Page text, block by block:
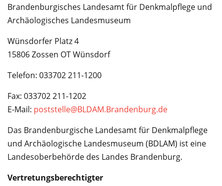
Denkmale
Publikationen
Service
Brandenburgisches Landesamt für Denkmalpflege und
Archäologisches Landesmuseum
Wünsdorfer Platz 4
15806 Zossen OT Wünsdorf
Telefon: 033702 211-1200
Fax: 033702 211-1202
E-Mail: poststelle@BLDAM.Brandenburg.de
Das Brandenburgische Landesamt für Denkmalpflege
und Archäologische Landesmuseum (BDLAM) ist eine
Landesoberbehörde des Landes Brandenburg.
Vertretungsberechtigter